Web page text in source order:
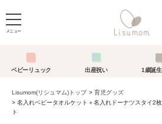
メニュー
ベビーリュック 出産祝い 1歳誕
Lisumom(リシュマム)トップ
育児グッズ
名入れベビータオルケット＋名入れドーナツスタイ2
ト